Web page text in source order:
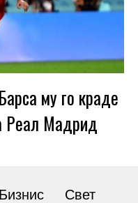
му го краде
Реал Мадрид
Бизнис Свет